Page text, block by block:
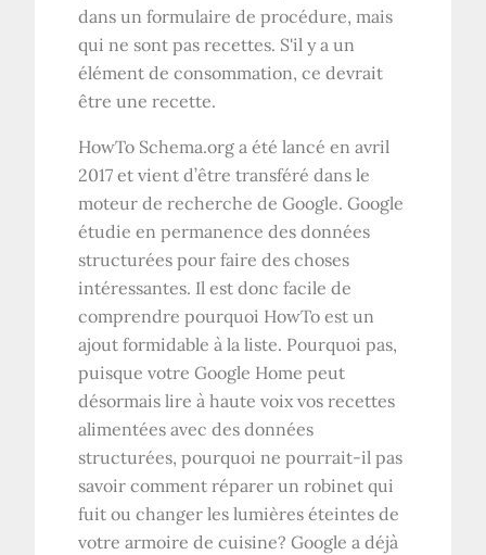
dans un formulaire de procédure, mais
qui ne sont pas recettes. S'il y a un
élément de consommation, ce devrait
être une recette.
HowTo Schema.org a été lancé en avril
2017 et vient d’être transféré dans le
moteur de recherche de Google. Google
étudie en permanence des données
structurées pour faire des choses
intéressantes. Il est donc facile de
comprendre pourquoi HowTo est un
ajout formidable à la liste. Pourquoi pas,
puisque votre Google Home peut
désormais lire à haute voix vos recettes
alimentées avec des données
structurées, pourquoi ne pourrait-il pas
savoir comment réparer un robinet qui
fuit ou changer les lumières éteintes de
votre armoire de cuisine? Google a déjà